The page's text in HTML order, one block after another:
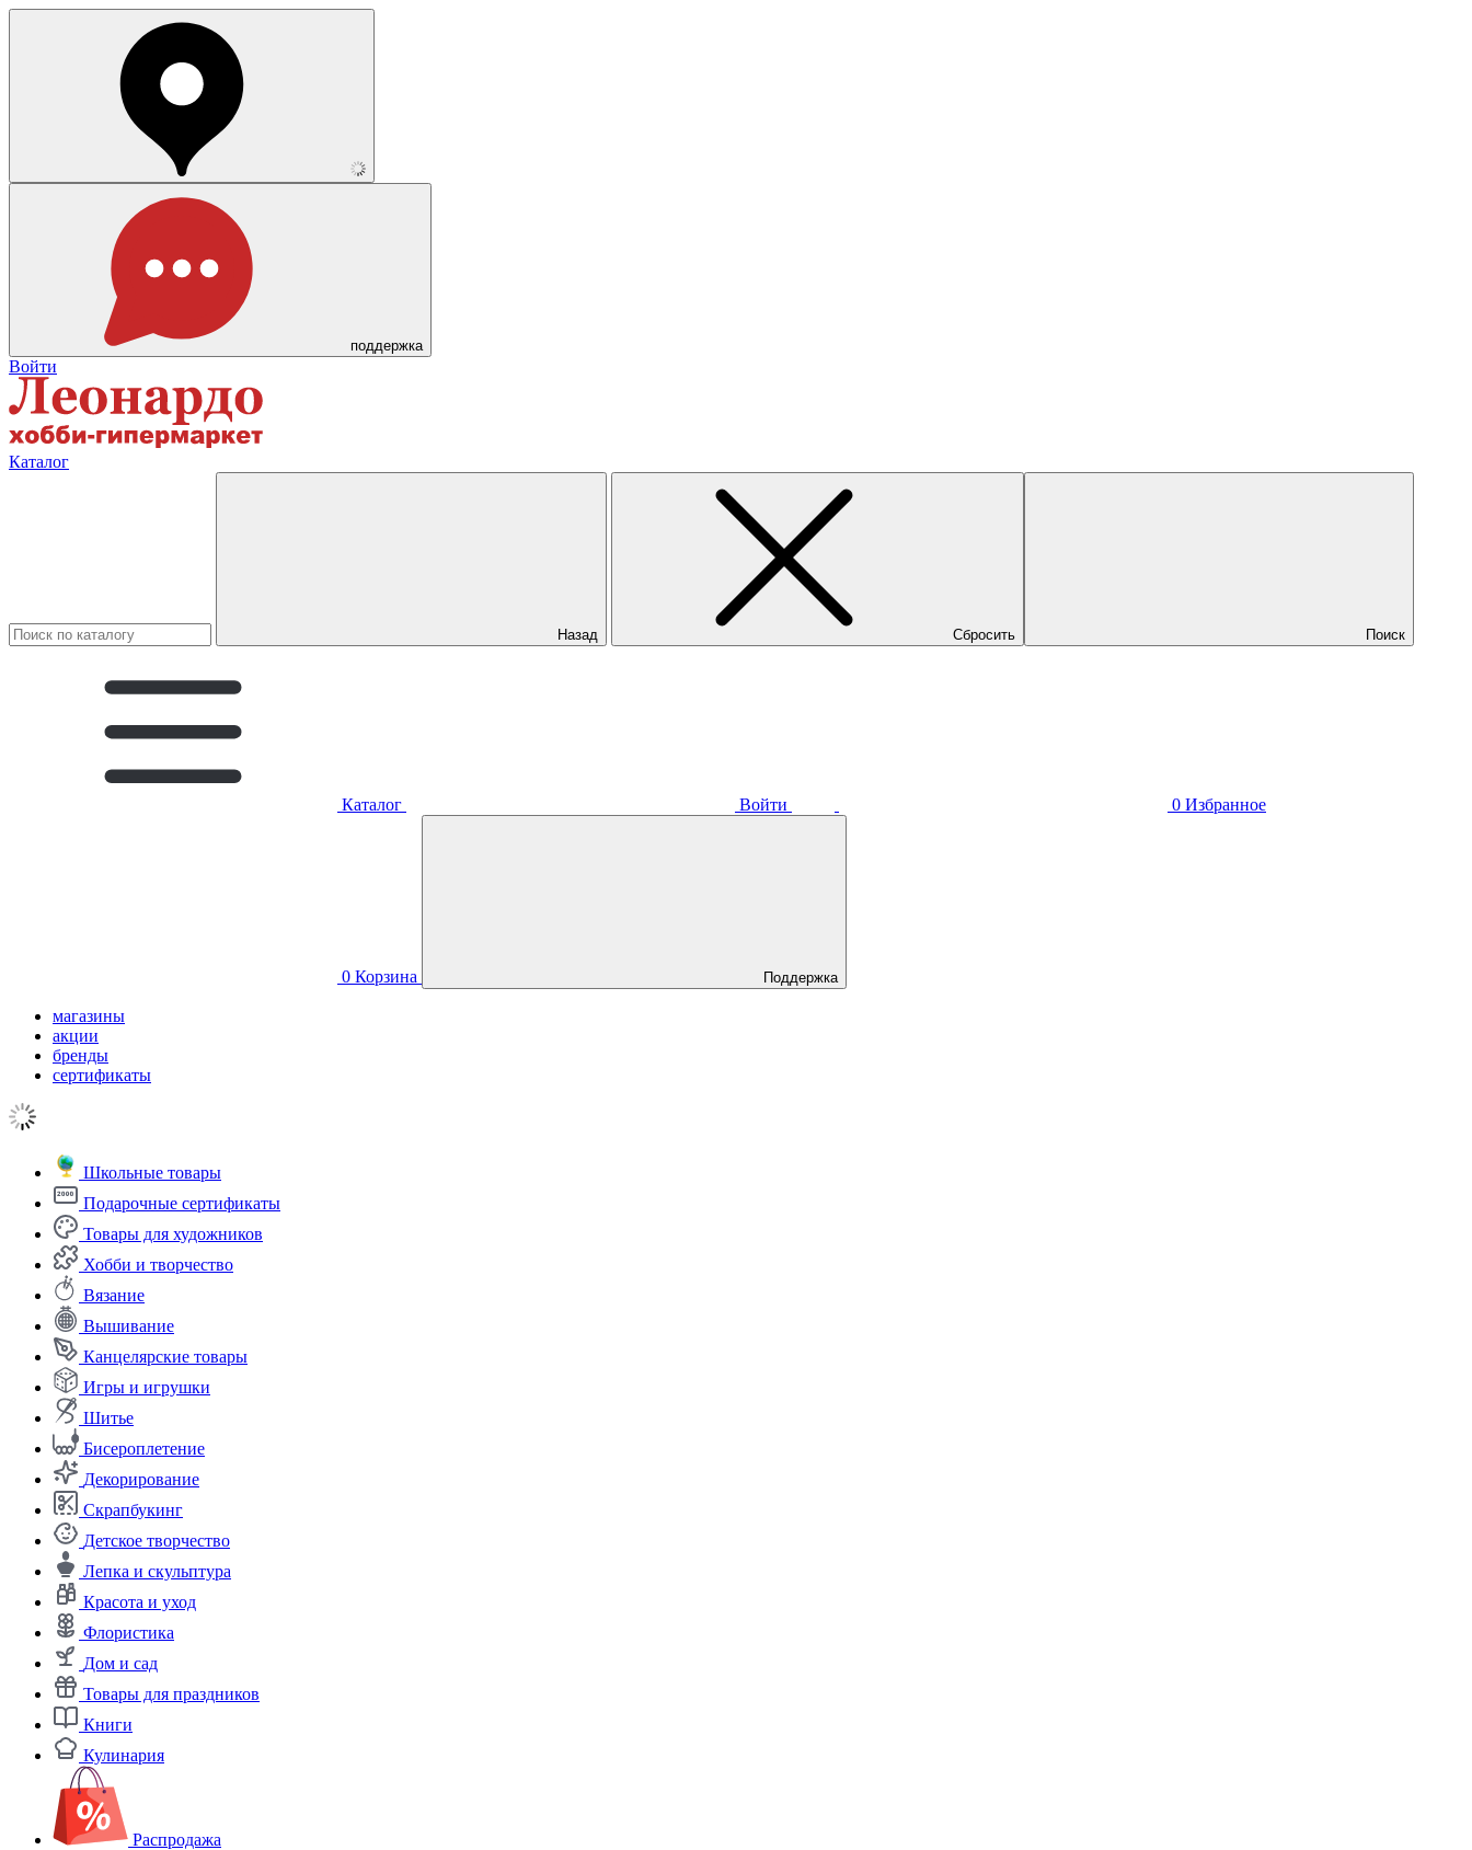
поддержка
Войти
Каталог
Назад Сбросить Поиск
Каталог Войти 0 Избранное
0 Корзина Поддержка
магазины
акции
бренды
сертификаты
Школьные товары
Подарочные сертификаты
Товары для художников
Хобби и творчество
Вязание
Вышивание
Канцелярские товары
Игры и игрушки
Шитье
Бисероплетение
Декорирование
Скрапбукинг
Детское творчество
Лепка и скульптура
Красота и уход
Флористика
Дом и сад
Товары для праздников
Книги
Кулинария
Распродажа